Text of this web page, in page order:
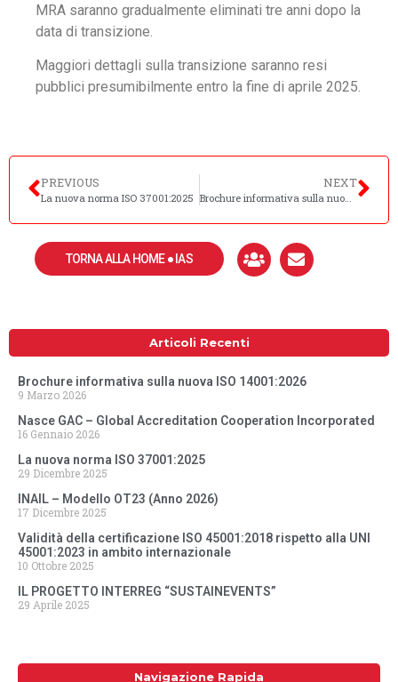
MRA saranno gradualmente eliminati tre anni dopo la
data di transizione.
Maggiori dettagli sulla transizione saranno resi
pubblici presumibilmente entro la fine di aprile 2025.
PREVIOUS
La nuova norma ISO 37001:2025
NEXT
Brochure informativa sulla nuova ISO 14001:2026
TORNA ALLA HOME ● IAS
Articoli Recenti
Brochure informativa sulla nuova ISO 14001:2026
9 Marzo 2026
Nasce GAC – Global Accreditation Cooperation Incorporated
16 Gennaio 2026
La nuova norma ISO 37001:2025
29 Dicembre 2025
INAIL – Modello OT23 (Anno 2026)
17 Dicembre 2025
Validità della certificazione ISO 45001:2018 rispetto alla UNI
45001:2023 in ambito internazionale
10 Ottobre 2025
IL PROGETTO INTERREG “SUSTAINEVENTS”
29 Aprile 2025
Navigazione Rapida